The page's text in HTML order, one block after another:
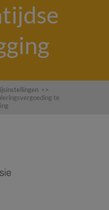
>>
te